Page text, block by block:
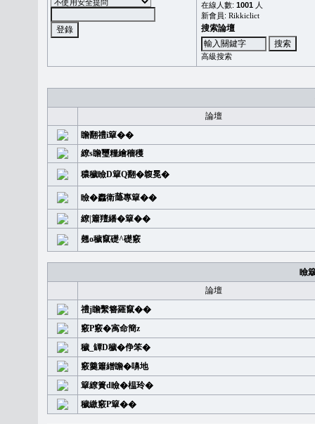
在線人數: 1001 人
新會員: Rikkiclict
搜索論壇
高級搜索
論壇
瞻翻禮i簞��
繚s瞻璽糧繪穡穫
穠穢瞼D簞Q翻�䪖冕�
瞼�䆐衛𦻕專簞��
繚|簫羶繙�簞��
翹o穢竄礎^礎竅
瞼
論壇
禮j瞻繫簪羅竄��
竅P竅�㝢命簡z
穢_罈D穢�鿇笨�
竅羹簫繒瞻�嚊地
簞繚簣d瞼�榅玲�
穢繳竅P簞��